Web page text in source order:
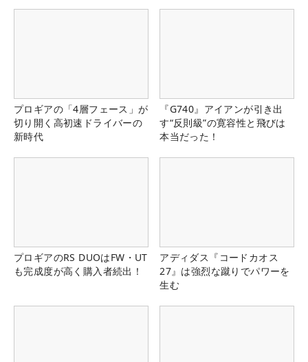
プロギアの「4層フェース」が
切り開く高初速ドライバーの
新時代
『G740』アイアンが引き出
す“反則級”の寛容性と飛びは
本当だった！
プロギアのRS DUOはFW・UT
も完成度が高く購入者続出！
アディダス『コードカオス
27』は強烈な蹴りでパワーを
生む